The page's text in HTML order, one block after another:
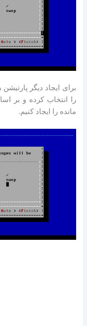
را انتخاب کرده و بر
مانده را ایجاد کنیم.